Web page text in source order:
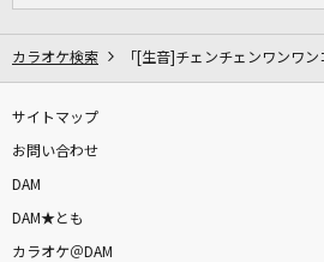
カラオケ検索 「[生音]チェンチェンワンワ
サイトマップ
お問い合わせ
DAM
DAM★とも
カラオケ＠DAM